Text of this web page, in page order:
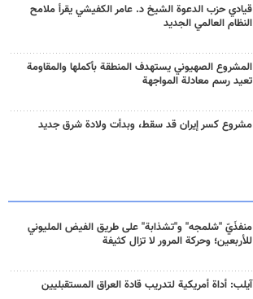
قيادي حزب الدعوة الشيخ د. عامر الكفيشي يقرأ ملامح
النظام العالمي الجديد
المشروع الصهيوني يستهدف المنطقة بأكملها والمقاومة
تعيد رسم معادلة المواجهة
مشروع كسر إيران قد سقط، وبدأت ولادة شرق جديد
منفذَيّ "شلمجه" و"تشذابة" على طريق الفيض المليوني
للأربعين؛ وحركة المرور لا تزال كثيفة
آيلب: أداة أمريكية لتدريب قادة العراق المستقبليين